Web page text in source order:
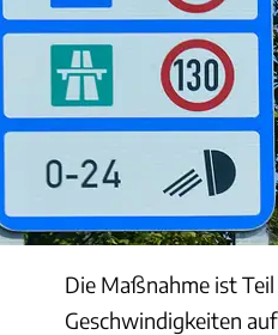
Die Maßnahme ist
Geschwindigkeiten